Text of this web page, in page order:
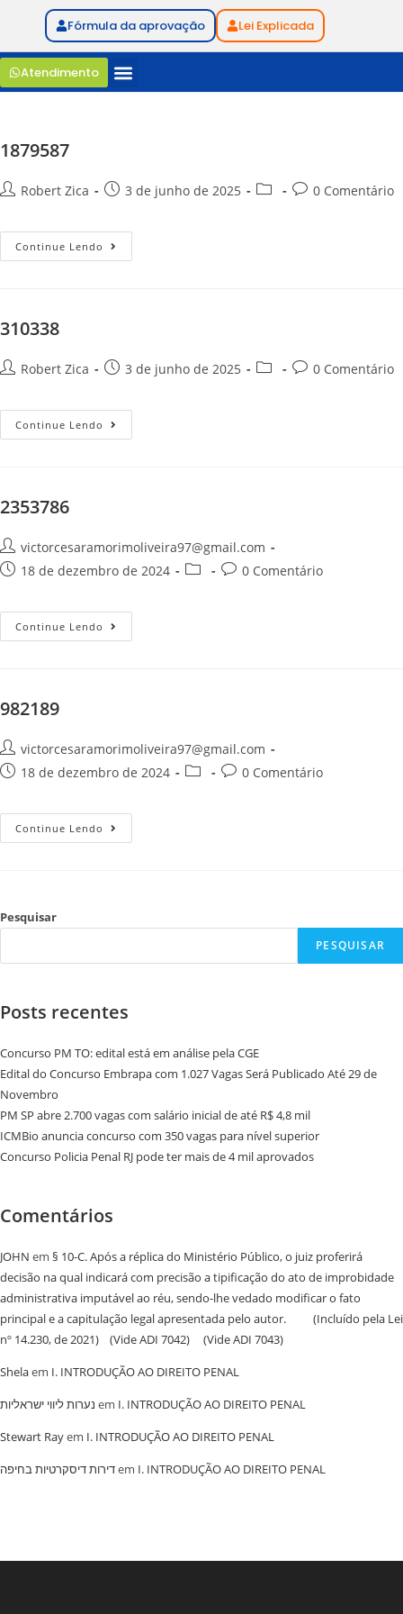
Fórmula da aprovação Lei Explicada
Atendimento
1879587
Robert Zica 3 de junho de 2025 0 Comentário
Continue Lendo
310338
Robert Zica 3 de junho de 2025 0 Comentário
Continue Lendo
2353786
victorcesaramorimoliveira97@gmail.com
18 de dezembro de 2024
0 Comentário
Continue Lendo
982189
victorcesaramorimoliveira97@gmail.com
18 de dezembro de 2024
0 Comentário
Continue Lendo
Pesquisar
PESQUISAR
Posts recentes
Concurso PM TO: edital está em análise pela CGE
Edital do Concurso Embrapa com 1.027 Vagas Será Publicado Até 29 de
Novembro
PM SP abre 2.700 vagas com salário inicial de até R$ 4,8 mil
ICMBio anuncia concurso com 350 vagas para nível superior
Concurso Policia Penal RJ pode ter mais de 4 mil aprovados
Comentários
JOHN em § 10-C. Após a réplica do Ministério Público, o juiz proferirá
decisão na qual indicará com precisão a tipificação do ato de improbidade
administrativa imputável ao réu, sendo-lhe vedado modificar o fato
principal e a capitulação legal apresentada pelo autor. (Incluído pela Lei
nº 14.230, de 2021) (Vide ADI 7042) (Vide ADI 7043)
Shelaem I. INTRODUÇÃO AO DIREITO PENAL
נערות ליווי ישראליות em I. INTRODUÇÃO AO DIREITO PENAL
Stewart Rayem I. INTRODUÇÃO AO DIREITO PENAL
‏דירות דיסקרטיות בחיפהem I. INTRODUÇÃO AO DIREITO PENAL